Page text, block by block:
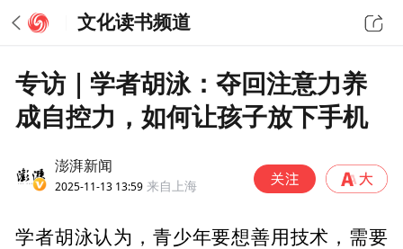
文化读书频道
专访｜学者胡泳：夺回注意力养
成自控力，如何让孩子放下手机
澎湃新闻
2025-11-13 13:59 来自上海
学者胡泳认为，青少年要想善用技术，需要